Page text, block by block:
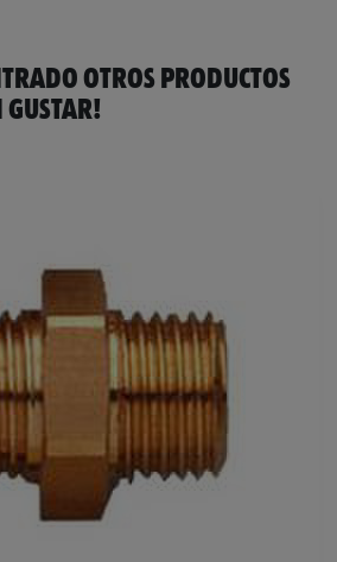
OTROS PRODUCTOS
GUSTAR!